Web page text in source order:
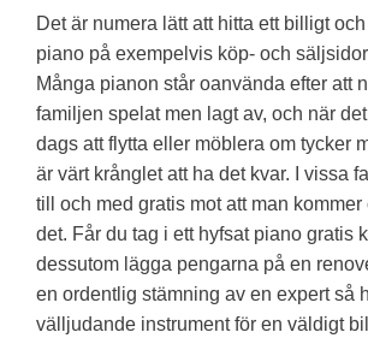
Det är numera lätt att hitta ett billigt
piano på exempelvis köp- och
Många pianon står oanvända efter att
familjen spelat men lagt av, och när
dags att flytta eller möblera om tycker
är värt krånglet att ha det kvar. I vissa
till och med gratis mot att man kommer
det. Får du tag i ett hyfsat piano gratis
dessutom lägga pengarna på en
en ordentlig stämning av en expert så
välljudande instrument för en väldigt